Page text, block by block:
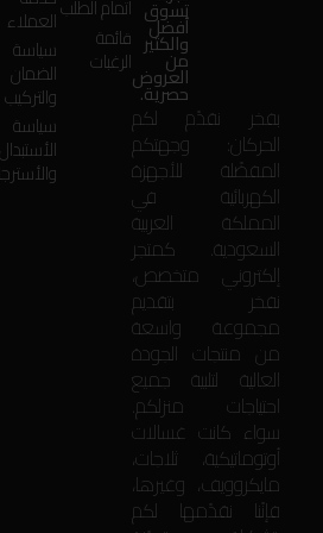
تسوق
أفضل
والكثير
من
العروض
حصرية.
بفخر نقدّم لكم
الحركان: وجهتكم
المفضّلة للأجهزة
الكهربائية في
المملكة العربية
السعودية. كمتجر
إلكتروني متخصص،
نفخر بتقديم
مجموعة واسعة
من منتجات الجودة
العالية لتلبية جميع
احتياجات منزلكم.
سواء كانت غسالات
أوتوماتيكية، ثلاجات،
مايكروويف، وغيرها،
فإنّنا نقدّمها لكم
اتمام الطلب
قائمة
الرغبات
العملاء
سياسة
الضمان
والتركيب
سياسة
الأستبدال